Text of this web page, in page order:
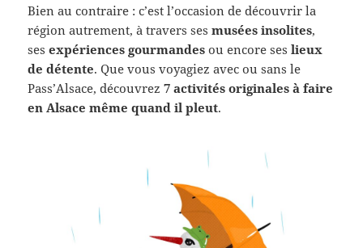
Bien au contraire : c’est l’occasion de découvrir la
région autrement, à travers sesmusées insolites,
sesexpériences gourmandes ou encore seslieux
de détente. Que vous voyagiez avec ou sans le
Pass’Alsace, découvrez7 activités originales à faire
en Alsace même quand il pleut.